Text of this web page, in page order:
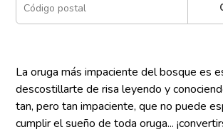
La oruga más impaciente del bosque es
descostillarte de risa leyendo y
tan, pero tan impaciente, que no puede
cumplir el sueño de toda oruga...